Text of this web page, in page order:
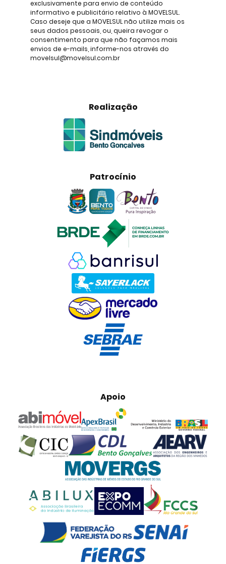
exclusivamente para envio de conteúdo
informativo e publicitário relativo à MOVELSUL.
Caso deseje que a MOVELSUL não utilize mais os
seus dados pessoais, ou, queira revogar o
consentimento para que não façamos mais
envios de e-mails, informe-nos através do
movelsul@movelsul.com.br
Realização
Patrocínio
Apoio